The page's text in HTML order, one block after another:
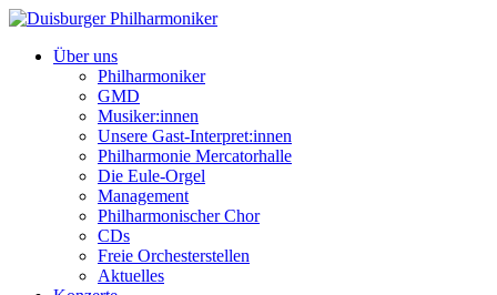
Über uns
Philharmoniker
GMD
Musiker:innen
Unsere Gast-Interpret:innen
Philharmonie Mercatorhalle
Die Eule-Orgel
Management
Philharmonischer Chor
CDs
Freie Orchesterstellen
Aktuelles